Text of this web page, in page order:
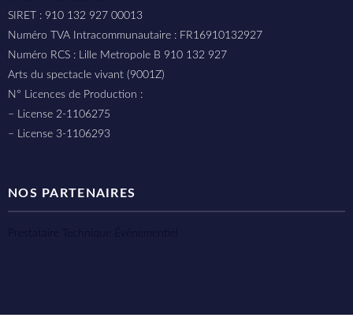
SIRET : 910 132 927 00013
Numéro TVA Intracommunautaire : FR16910132927
Numéro RCS : Lille Metropole B 910 132 927
Arts du spectacle vivant (9001Z)
N° Licences de Production :
– License 2-1106275
– License 3-1106293
NOS PARTENAIRES